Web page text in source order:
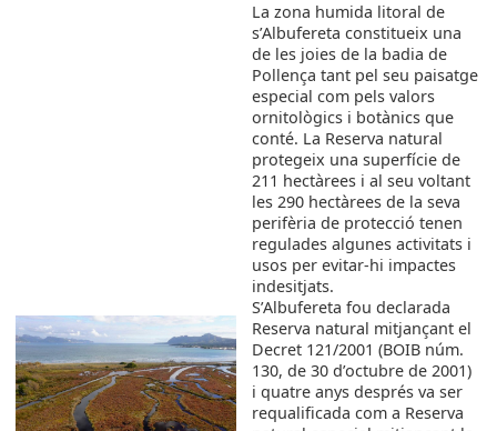
La zona humida litoral de
s’Albufereta constitueix una
de les joies de la badia de
Pollença tant pel seu paisatge
especial com pels valors
ornitològics i botànics que
conté. La Reserva natural
protegeix una superfície de
211 hectàrees i al seu voltant
les 290 hectàrees de la seva
perifèria de protecció tenen
regulades algunes activitats i
usos per evitar-hi impactes
indesitjats.
S’Albufereta fou declarada
Reserva natural mitjançant el
Decret 121/2001 (BOIB núm.
130, de 30 d’octubre de 2001)
i quatre anys després va ser
requalificada com a Reserva